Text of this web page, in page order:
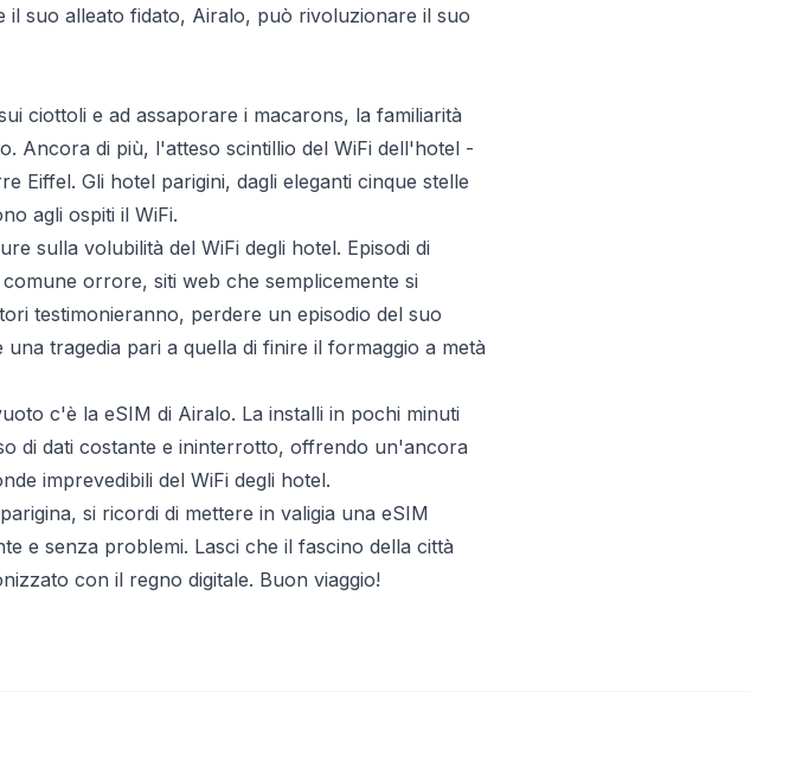
il suo alleato fidato, Airalo, può rivoluzionare il suo
ciottoli e ad assaporare i macarons, la familiarità
Ancora di più, l'atteso scintillio del WiFi dell'hotel -
Eiffel. Gli hotel parigini, dagli eleganti cinque stelle
agli ospiti il WiFi.
sulla volubilità del WiFi degli hotel. Episodi di
orrore, siti web che semplicemente si
testimonieranno, perdere un episodio del suo
tragedia pari a quella di finire il formaggio a metà
c'è la eSIM di Airalo. La installi in pochi minuti
di dati costante e ininterrotto, offrendo un'ancora
imprevedibili del WiFi degli hotel.
si ricordi di mettere in valigia una eSIM
e senza problemi. Lasci che il fascino della città
con il regno digitale. Buon viaggio!